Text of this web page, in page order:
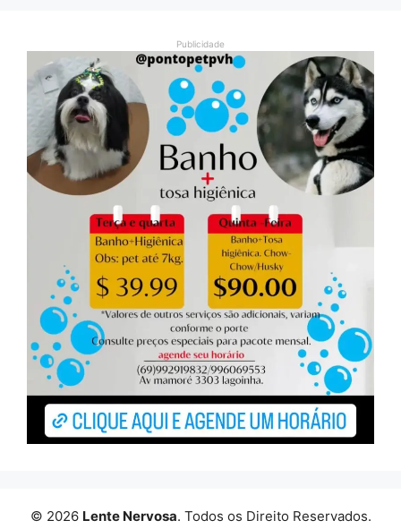
Publicidade
© 2026 Lente Nervosa. Todos os Direito Reservados.